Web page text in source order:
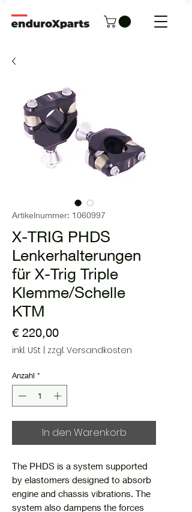
Artikelnummer: 1060997
X-TRIG PHDS
Lenkerhalterungen
für X-Trig Triple
Klemme/Schelle
KTM
€ 220,00Preis
inkl. USt zzgl. Versandkosten
Anzahl *
In den Warenkorb
The PHDS is a system supported
by elastomers designed to absorb
engine and chassis vibrations. The
system also dampens the forces